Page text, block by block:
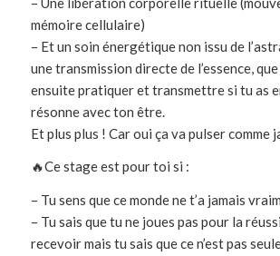
mémoire cellulaire)
– Et un soin énergétique non issu de
une transmission directe de l’essence,
ensuite pratiquer et transmettre si tu as
résonne avec ton être.
Et plus plus ! Car oui ça va pulser comme
🔥Ce stage est pour toi si :
– Tu sens que ce monde ne t’a jamais
– Tu sais que tu ne joues pas pour la
recevoir mais tu sais que ce n’est pas